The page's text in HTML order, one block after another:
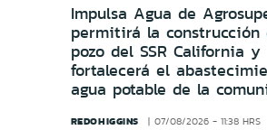
Impulsa Agua de
permitirá la construcción
pozo del SSR California y
fortalecerá el
agua potable de la
REDOHIGGINS 07/08/2026 - 11:38 HRS